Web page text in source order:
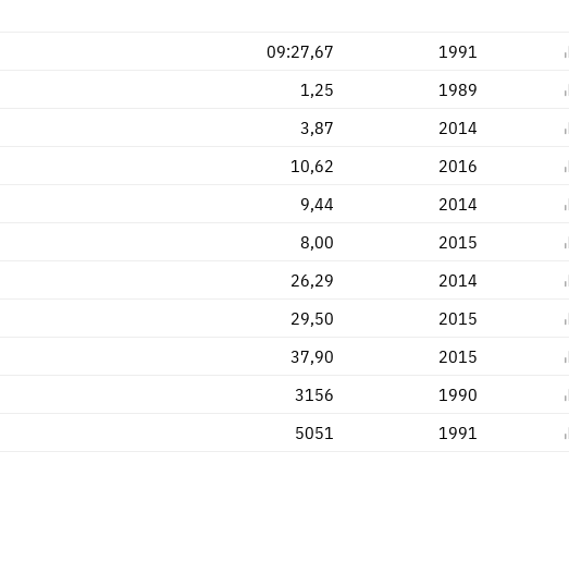
09:27,67 1991
1,25 1989
3,87 2014
10,62 2016
9,44 2014
8,00 2015
26,29 2014
29,50 2015
37,90 2015
3156 1990
5051 1991